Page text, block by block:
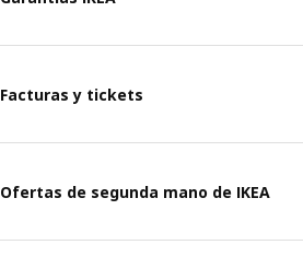
Facturas y tickets
Ofertas de segunda mano de IKEA